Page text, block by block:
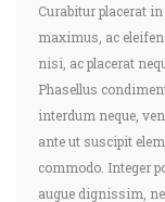
Curabitur placerat
maximus, ac
nisi, ac placerat
Phasellus
interdum neque,
ante ut suscipit
commodo. Integer
augue dignissim,